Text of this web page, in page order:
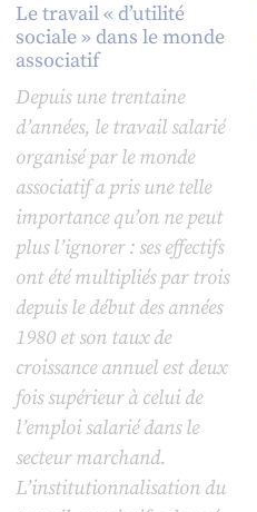
Le travail « d’utilité
sociale » dans le monde
associatif
Depuis une trentaine
d’années, le travail salarié
organisé par le monde
associatif a pris une telle
importance qu’on ne peut
plus l’ignorer : ses effectifs
ont été multipliés par trois
depuis le début des années
1980 et son taux de
croissance annuel est deux
fois supérieur à celui de
l’emploi salarié dans le
secteur marchand.
L’institutionnalisation du